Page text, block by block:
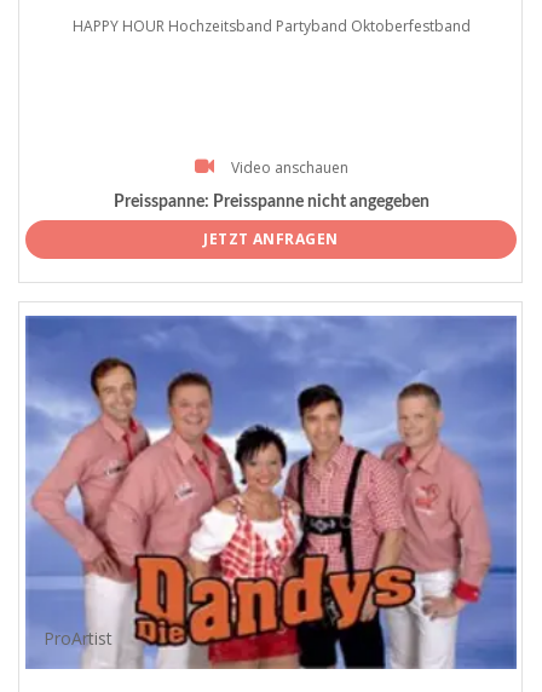
HAPPY HOUR Hochzeitsband Partyband Oktoberfestband
Video anschauen
Preisspanne: Preisspanne nicht angegeben
JETZT ANFRAGEN
ProArtist